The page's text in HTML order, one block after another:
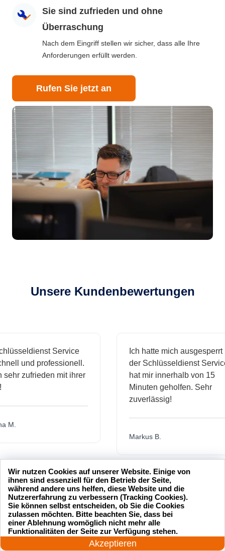
Sie sind zufrieden und ohne
Überraschung
Nach dem Eingriff stellen wir sicher, dass alle Ihre
Anforderungen erfüllt werden.
Rufen Sie jetzt an
Unsere Kundenbewertungen
Service
und professionell.
zufrieden mit ihrer
Ich hatte mich ausgesperrt und
der Schlüsseldienst Service
hat mir innerhalb von 15
Minuten geholfen. Sehr
zuverlässig!
Markus B.
hat
Sehr guter Service! Der
Schlüsseldienst war freundlich
und hat mir schnell geholfen,
als ich meine Schlüssel
verloren hatte.
24 Stunden am Tag
Akzeptieren
Wir nutzen Cookies auf unserer Website. Einige von
ihnen sind essenziell für den Betrieb der Seite,
während andere uns helfen, diese Website und die
Nutzererfahrung zu verbessern (Tracking Cookies).
Sie können selbst entscheiden, ob Sie die Cookies
zulassen möchten. Bitte beachten Sie, dass bei
einer Ablehnung womöglich nicht mehr alle
Funktionalitäten der Seite zur Verfügung stehen.